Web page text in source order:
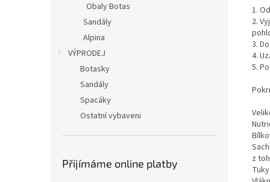
Obaly Botas
Sandály
Alpina
VÝPRODEJ
Botasky
Sandály
Spacáky
Ostatní vybaveni
Přijímáme online platby
1.
2.
3.
4.
5.
z
Tuky